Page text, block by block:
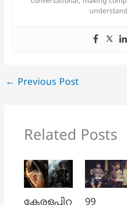
← Previous Post
Related Posts